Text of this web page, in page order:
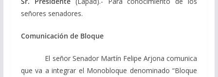
señores senadores.
Comunicación de Bloque
El señor Senador Martín Felipe Arjona comunica
que va a integrar el Monobloque denominado “Bloque